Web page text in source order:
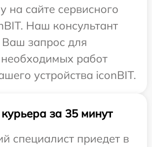
на сайте сервисного
Наш консультант
Ваш запрос для
работ
устройства iconBIT.
за 35 минут
специалист приедет в